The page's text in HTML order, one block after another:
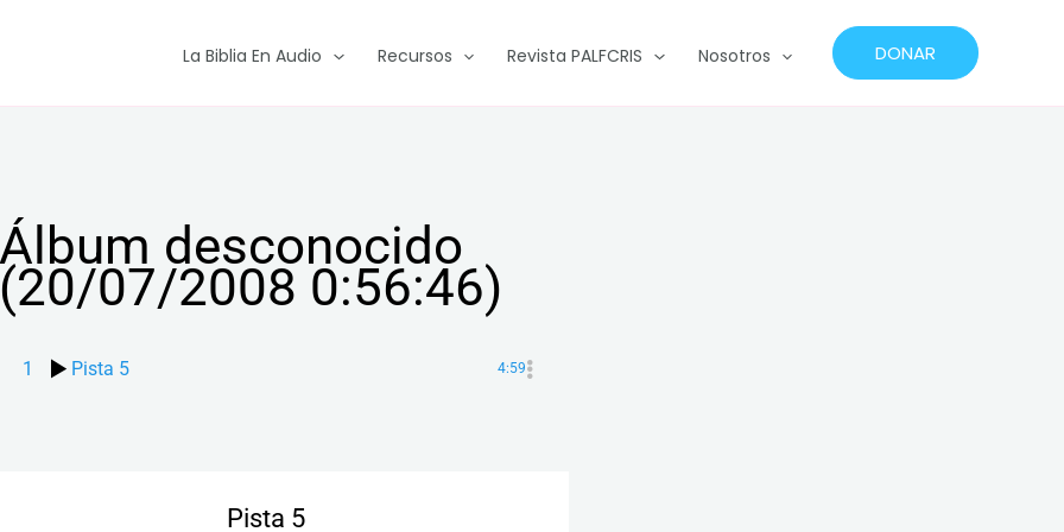
La Biblia En Audio Recursos Revista PALFCRIS Nosotros DONAR
Álbum desconocido
(20/07/2008 0:56:46)
1 Pista 5 4:59
Pista 5